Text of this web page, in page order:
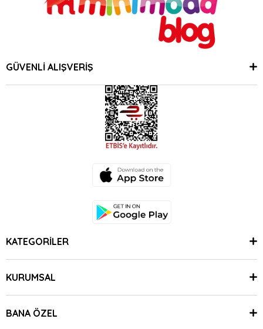
GÜVENLİ ALIŞVERİŞ
KATEGORİLER
KURUMSAL
BANA ÖZEL